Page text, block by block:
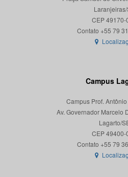
Laranjeiras/
CEP 49170-
Campus
Campus Prof.
Av. Governador Marcelo
Lagarto/
CEP 49400-